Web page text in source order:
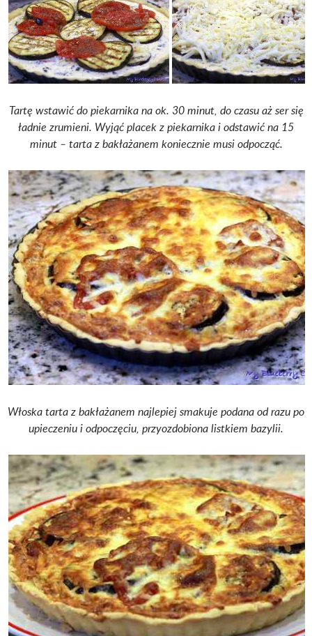
Tartę wstawić do piekarnika na ok. 30 minut, do czasu aż ser się
ładnie zrumieni. Wyjąć placek z piekarnika i odstawić na 15
minut – tarta z bakłażanem koniecznie musi odpocząć.
Włoska tarta z bakłażanem najlepiej smakuje podana od razu po
upieczeniu i odpoczęciu, przyozdobiona listkiem bazylii.